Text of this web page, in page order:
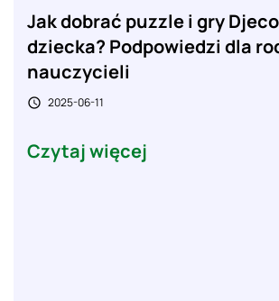
Jak dobrać puzzle i gry
dziecka? Podpowiedzi dla
nauczycieli
 2025-06-11
Czytaj więcej